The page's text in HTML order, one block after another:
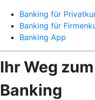
Banking für
Banking für
Banking App
Ihr Weg
Banking